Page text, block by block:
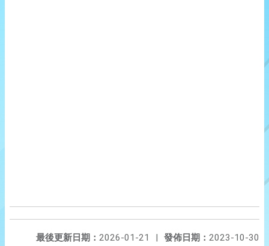
發佈日期： 2023-10-30
最後更新日期： 2026-01-21
|